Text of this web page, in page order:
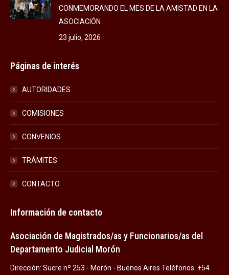
CONMEMORANDO EL MES DE LA AMISTAD EN LA
ASOCIACIÓN
23 julio, 2026
Páginas de interés
AUTORIDADES
COMISIONES
CONVENIOS
TRÁMITES
CONTACTO
Información de contacto
Asociación de Magistrados/as y Funcionarios/as del
Departamento Judicial Morón
Dirección: Sucre nº 253 - Morón - Buenos Aires Teléfonos: +54